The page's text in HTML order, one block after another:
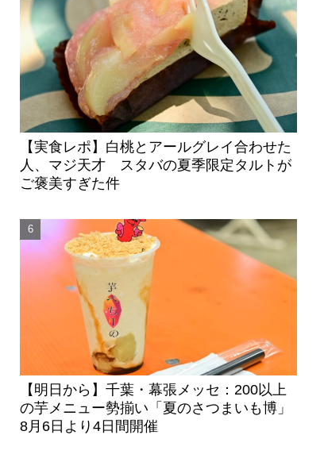
【実食レポ】白桃とアールグレイ合わせた
人、マジ天才 スタバの夏季限定タルトが
ご褒美すぎた件
【明日から】千葉・幕張メッセ：200以上
の芋メニュー勢揃い「夏のさつまいも博」
8月6日より4日間開催